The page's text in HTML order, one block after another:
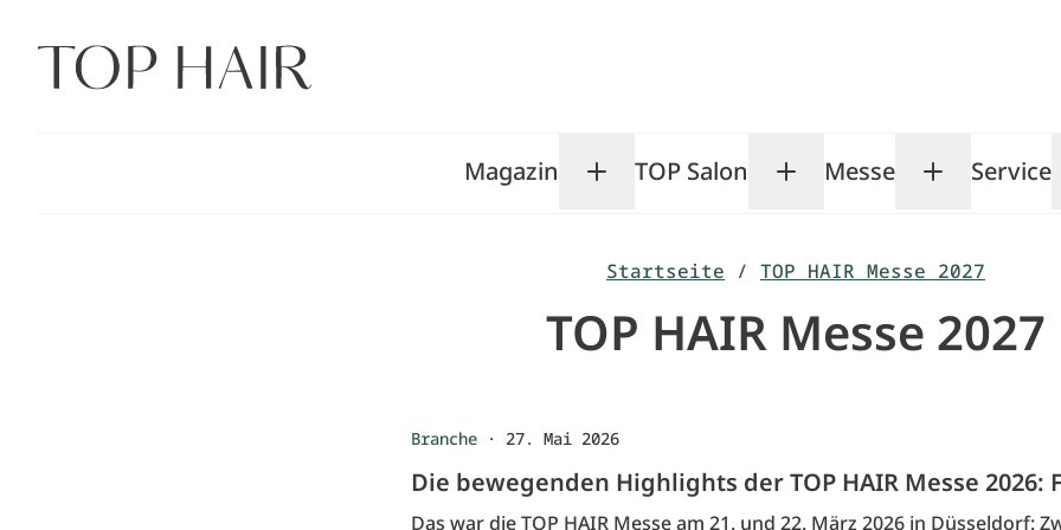
Inhalt
springen
Magazin Toggle Magazin submenu
TOP Salon Toggle TOP Salon
Messe ToggleService
Startseite / TOP HAIR Messe 2027
TOP HAIR Messe 2027
Branche · 27. Mai 2026
Die bewegenden Highlights der TOP HAIR Messe 2026:
Das war die TOP HAIR Messe am 21. und 22. März 2026 in Düsseldorf: